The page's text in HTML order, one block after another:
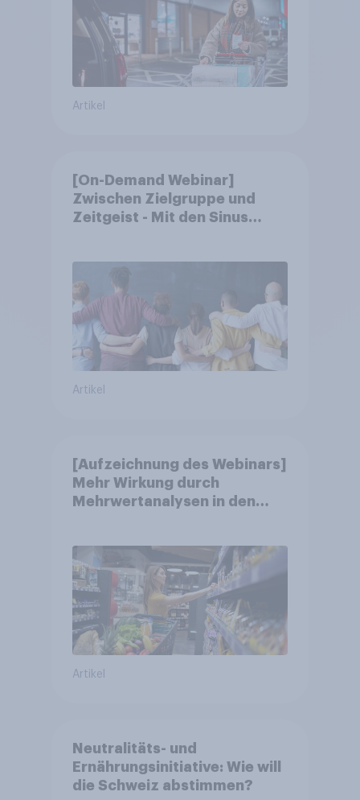
Artikel
[On-Demand Webinar]
Zwischen Zielgruppe und
Zeitgeist - Mit den Sinus
Artikel
[Aufzeichnung des Webinars]
Mehr Wirkung durch
Mehrwertanalysen in den
Artikel
Neutralitäts- und
Ernährungsinitiative: Wie will
die Schweiz abstimmen?